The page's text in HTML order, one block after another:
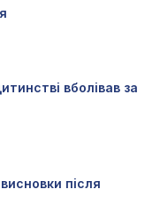
вболівав за
після